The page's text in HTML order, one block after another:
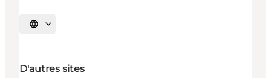
Choisissez la langue
D'autres sites